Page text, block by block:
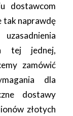
dostawcom
tak naprawdę
tej jednej,
zamówić
dla
dostawy
złotych